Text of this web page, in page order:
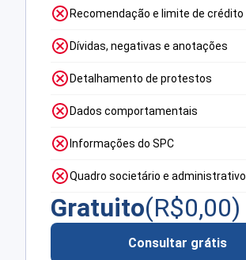
Recomendação e limite de crédito
Dívidas, negativas e anotações
Detalhamento de protestos
Dados comportamentais
Informações do SPC
Quadro societário e administrativo
Gratuito(R$0,00)
Consultar grátis